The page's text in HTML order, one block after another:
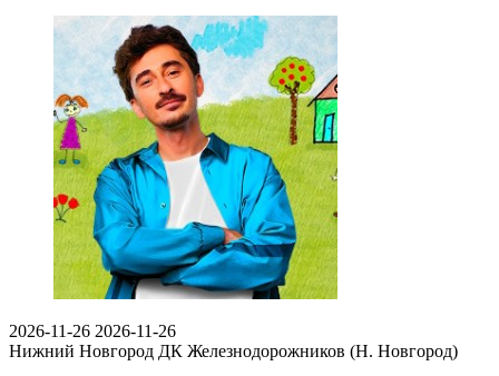
2026-11-26 2026-11-26
Нижний Новгород ДК Железнодорожников (Н. Новгород)